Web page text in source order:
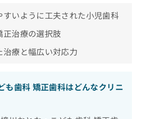
すいように工夫された小児歯科
正治療の選択肢
療と幅広い対応力
も歯科 矯正歯科はどんなクリニ